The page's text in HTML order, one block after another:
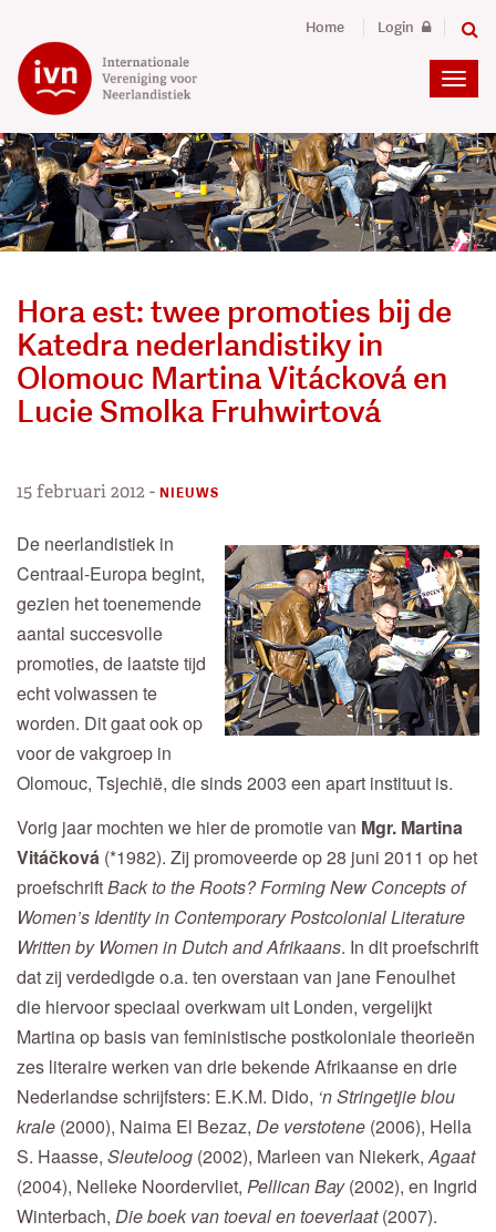
Home Login
Hora est: twee promoties bij de
Katedra nederlandistiky in
Olomouc Martina Vitácková en
Lucie Smolka Fruhwirtová
15 februari 2012 - NIEUWS
De neerlandistiek in
Centraal-Europa begint,
gezien het toenemende
aantal succesvolle
promoties, de laatste tijd
echt volwassen te
worden. Dit gaat ook op
voor de vakgroep in
Olomouc, Tsjechië, die sinds 2003 een apart instituut is.
Vorig jaar mochten we hier de promotie van Mgr. Martina
Vitáčková (*1982). Zij promoveerde op 28 juni 2011 op het
proefschriftBack to the Roots? Forming New Concepts of
Women’s Identity in Contemporary Postcolonial Literature
Written by Women in Dutch and Afrikaans. In dit proefschrift
dat zij verdedigde o.a. ten overstaan van jane Fenoulhet
die hiervoor speciaal overkwam uit Londen, vergelijkt
Martina op basis van feministische postkoloniale theorieën
zes literaire werken van drie bekende Afrikaanse en drie
Nederlandse schrijfsters: E.K.M. Dido, ‘n Stringetjie blou
krale (2000), Naima El Bezaz, De verstotene (2006), Hella
S. Haasse, Sleuteloog (2002), Marleen van Niekerk,Agaat
(2004), Nelleke Noordervliet, Pellican Bay(2002), en Ingrid
Winterbach, Die boek van toeval en toeverlaat(2007).